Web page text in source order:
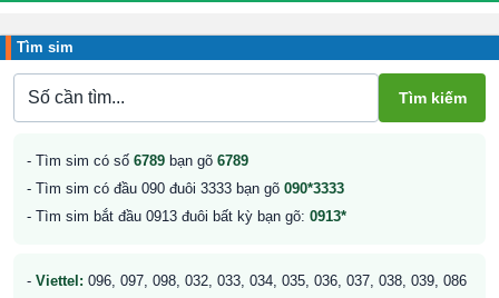
Tìm sim
- Tìm sim có số 6789 bạn gõ 6789
- Tìm sim có đầu 090 đuôi 3333 bạn gõ 090*3333
- Tìm sim bắt đầu 0913 đuôi bất kỳ bạn gõ: 0913*
- Viettel: 096, 097, 098, 032, 033, 034, 035, 036, 037, 038, 039, 086